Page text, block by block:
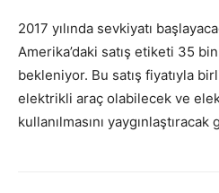
2017 yılında sevkiyatı
Amerika’daki satış etiketi 35
bekleniyor. Bu satış fiyatıyla
elektrikli araç olabilecek ve
kullanılmasını